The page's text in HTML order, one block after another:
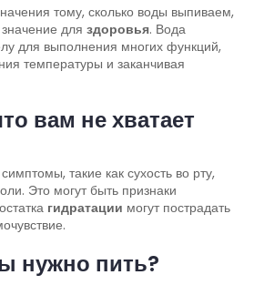
тому, сколько воды выпиваем,
для здоровья. Вода
для выполнения многих функций,
температуры и заканчивая
вам не хватает
такие как сухость во рту,
Это могут быть признаки
гидратации могут пострадать
нужно пить?